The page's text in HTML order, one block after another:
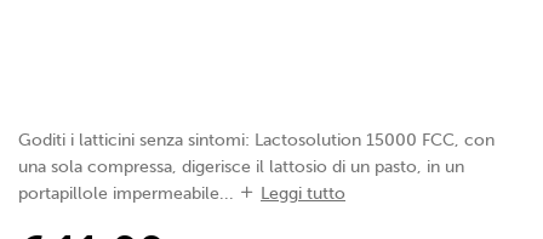
Goditi i latticini senza sintomi: Lactosolution 15000 FCC, con
una sola compressa, digerisce il lattosio di un pasto, in un
portapillole impermeabile...
Leggi tutto